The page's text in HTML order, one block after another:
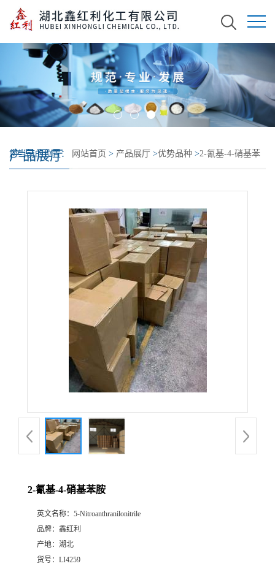
产品展厅
您当前的位置： 网站首页 > 产品展厅 >优势品种 >2-氰基-4-硝基苯
2-氰基-4-硝基苯胺
英文名称： 5-Nitroanthranilonitrile
品牌： 鑫红利
产地： 湖北
货号： LI4259